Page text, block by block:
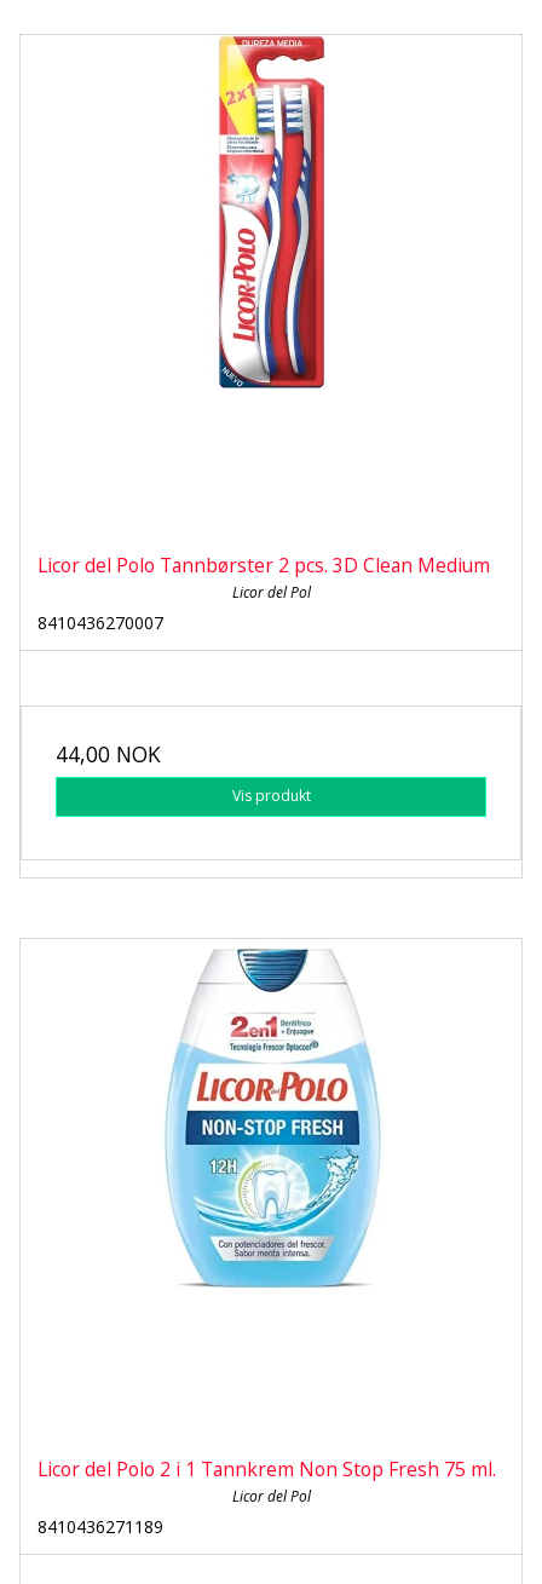
Licor del Polo Tannbørster 2 pcs. 3D Clean Medium
Licor del Pol
8410436270007
44,00 NOK
Vis produkt
Licor del Polo 2 i 1 Tannkrem Non Stop Fresh 75 ml.
Licor del Pol
8410436271189